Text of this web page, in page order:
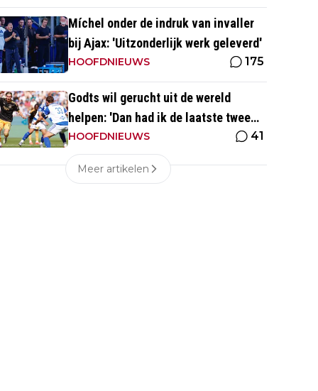
Míchel onder de indruk van invaller
bij Ajax: 'Uitzonderlijk werk geleverd'
HOOFDNIEUWS 175
Godts wil gerucht uit de wereld
helpen: 'Dan had ik de laatste twee
wedstrijden ook niet gespeeld'
HOOFDNIEUWS 41
Meer artikelen